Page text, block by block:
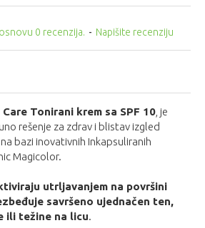
0 recenzija. - Napišite recenziju
Tonirani krem sa SPF 10 , je
rešenje za zdrav i blistav izgled
bazi inovativnih Inkapsuliranih
Magicolor.
utrljavanjem na površini
savršeno ujednačen ten,
ili težine na licu.